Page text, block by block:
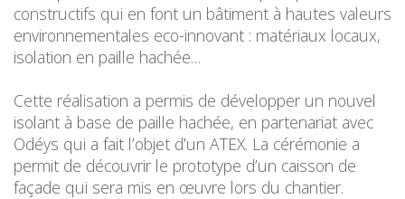
constructifs qui en font un bâtiment à hautes valeurs
environnementales eco-innovant : matériaux locaux,
isolation en paille hachée…
Cette réalisation a permis de développer un nouvel
isolant à base de paille hachée, en partenariat avec
Odéys qui a fait l’objet d’un ATEX. La cérémonie a
permit de découvrir le prototype d’un caisson de
façade qui sera mis en œuvre lors du chantier.